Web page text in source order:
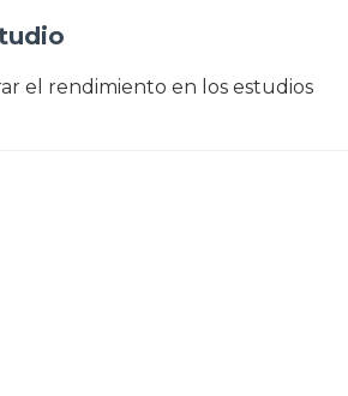
el rendimiento en los estudios